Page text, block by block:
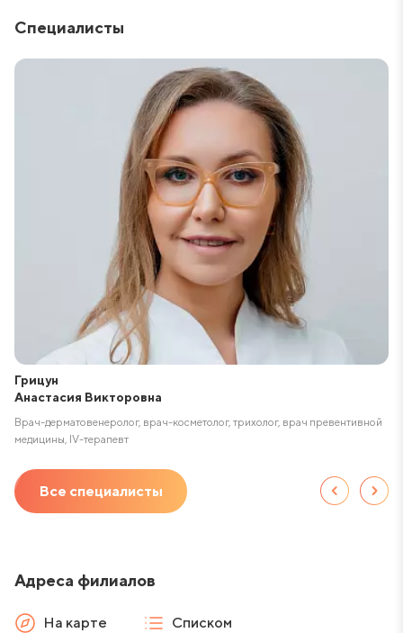
сохранение психологического здоровья помогают
страх за состояние организма.
Интегративный подход антивозрастной
Интегративный подход является комплексным.
Используются меры по замедлению старения и
сохранению здоровья. В интегративном подходе
собраны все достижения науки о питании, генетике,
терапии и других областях. Используются различные
способы диагностики, корректировки состояния и
применяются передовые технологии.
Специалисты
Грицун
Анастасия Викторовна
Врач-дерматовенеролог, врач-косметолог, трихолог, врач превентивной
медицины, IV-терапевт
Все специалисты
Адреса филиалов
На карте Списком